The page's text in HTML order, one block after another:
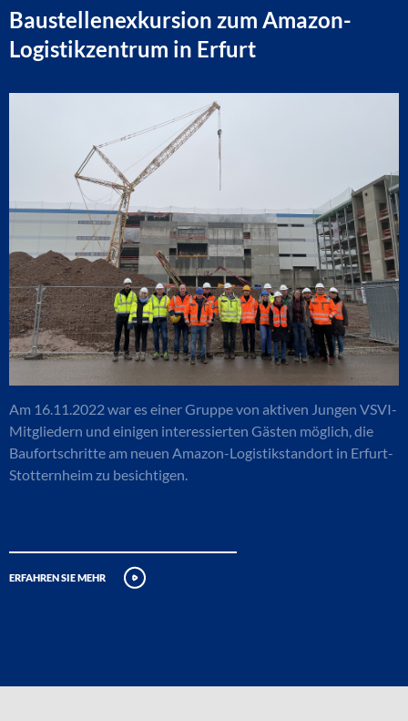
Baustellenexkursion zum Amazon-
Logistikzentrum in Erfurt
Am 16.11.2022 war es einer Gruppe von aktiven Jungen VSVI-
Mitgliedern und einigen interessierten Gästen möglich, die
Baufortschritte am neuen Amazon-Logistikstandort in Erfurt-
Stotternheim zu besichtigen.
erfahren sie mehr